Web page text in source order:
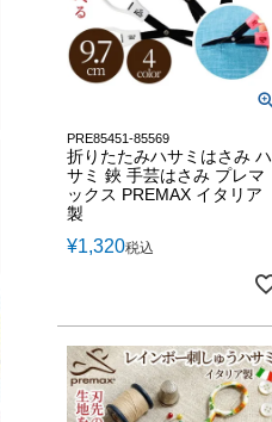
PRE85451-85569
折りたたみハサミはさみ ハ
サミ 鋏 手芸はさみ プレマ
ックス PREMAX イタリア
製
¥1,320税込